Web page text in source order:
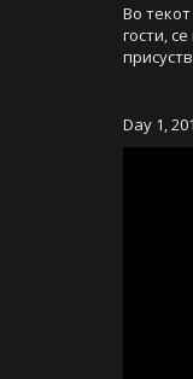
Во
гости,
Day 1,